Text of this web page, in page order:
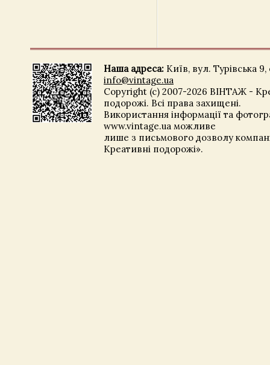
Наша адреса: Київ, вул. Турівська 9,
info@vintage.ua
Copyright (c) 2007-2026 ВІНТАЖ -
подорожі. Всі права захищені.
Використання інформації та
www.vintage.ua можливе
лише з письмового дозволу
Креативні подорожі».